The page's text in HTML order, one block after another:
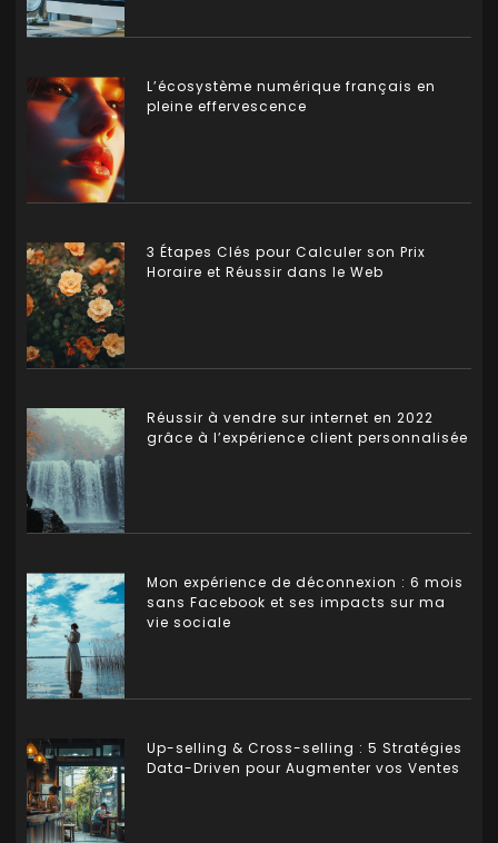
L’écosystème numérique français en
pleine effervescence
3 Étapes Clés pour Calculer son Prix
Horaire et Réussir dans le Web
Réussir à vendre sur internet en 2022
grâce à l’expérience client personnalisée
Mon expérience de déconnexion : 6 mois
sans Facebook et ses impacts sur ma
vie sociale
Up-selling & Cross-selling : 5 Stratégies
Data-Driven pour Augmenter vos Ventes